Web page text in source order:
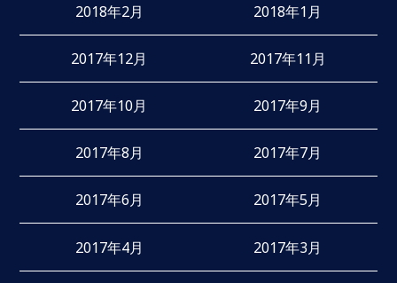
2018年2月 2018年1月
2017年12月 2017年11月
2017年10月 2017年9月
2017年8月 2017年7月
2017年6月 2017年5月
2017年4月 2017年3月